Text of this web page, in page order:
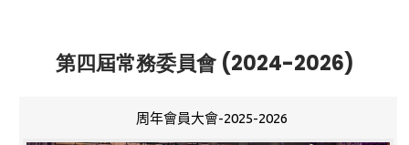
第四屆常務委員會 (2024-2026)
周年會員大會-2025-2026